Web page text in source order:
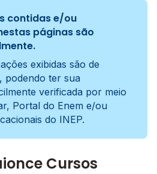
contidas e/ou
páginas são
exibidas são de
podendo ter sua
verificada por meio
Portal do Enem e/ou
do INEP.
Cursos